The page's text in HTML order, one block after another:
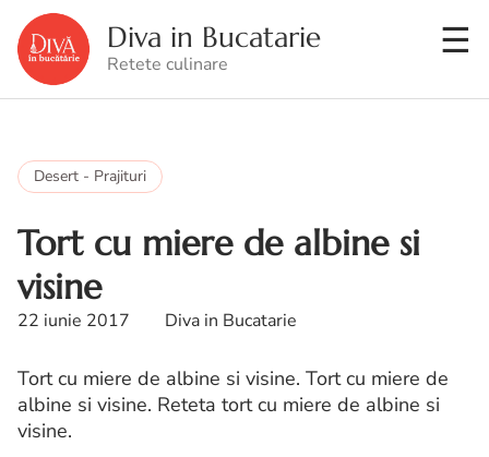
Diva in Bucatarie
Retete culinare
Desert - Prajituri
Tort cu miere de albine si
visine
22 iunie 2017 Diva in Bucatarie
Tort cu miere de albine si visine. Tort cu miere de
albine si visine. Reteta tort cu miere de albine si
visine.